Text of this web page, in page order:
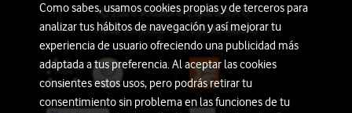
© 2026 Vodafone España S.A.U.
Avda. América 115, 28042 Madrid
Como sabes, usamos cookies propias y de terceros para
analizar tus hábitos de navegación y así mejorar tu
experiencia de usuario ofreciendo una publicidad más
adaptada a tus preferencia. Al aceptar las cookies
consientes estos usos, pero podrás retirar tu
consentimiento sin problema en las funciones de tu